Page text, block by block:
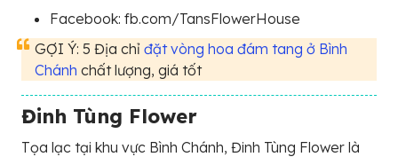
Facebook: fb.com/TansFlowerHouse
GỢI Ý: 5 Địa chỉ đặt vòng hoa đám tang ở Bình
Chánh chất lượng, giá tốt
Đinh Tùng Flower
Tọa lạc tại khu vực Bình Chánh, Đinh Tùng Flower là